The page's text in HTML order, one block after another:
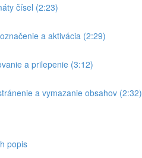
čísel (2:23)
a aktivácia (2:29)
a prilepenie (3:12)
a vymazanie obsahov (2:32)
popis